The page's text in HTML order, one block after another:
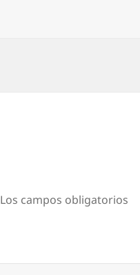
Los campos obligatorios